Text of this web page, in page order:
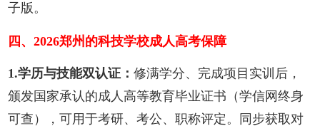
子版。
四、2026郑州的科技学校成人高考保障
1.学历与技能双认证：修满学分、完成项目实训后，
颁发国家承认的成人高等教育毕业证书（学信网终身
可查），可用于考研、考公、职称评定。同步获取对